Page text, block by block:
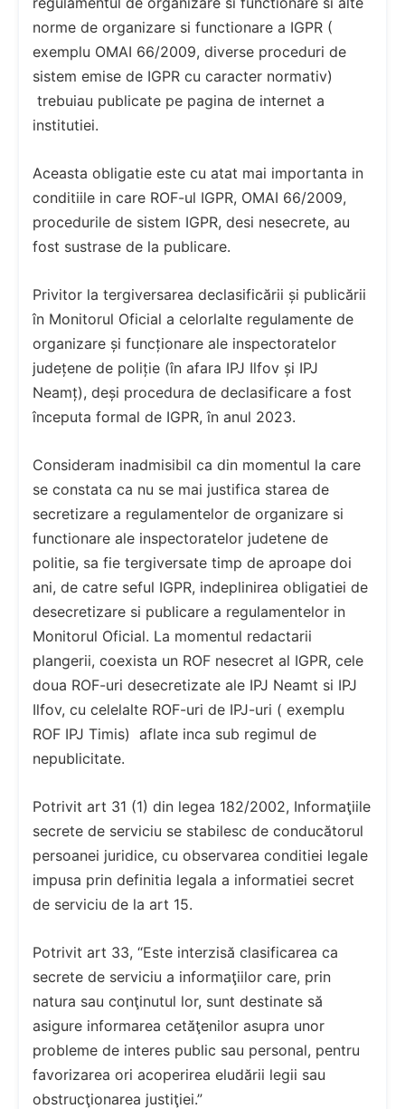
norme de organizare si functionare a IGPR (
exemplu OMAI 66/2009, diverse proceduri de
sistem emise de IGPR cu caracter normativ)
trebuiau publicate pe pagina de internet a
institutiei.
Aceasta obligatie este cu atat mai importanta in
conditiile in care ROF-ul IGPR, OMAI 66/2009,
procedurile de sistem IGPR, desi nesecrete, au
fost sustrase de la publicare.
Privitor la tergiversarea declasificării și publicării
în Monitorul Oficial a celorlalte regulamente de
organizare și funcționare ale inspectoratelor
județene de poliție (în afara IPJ Ilfov și IPJ
Neamț), deși procedura de declasificare a fost
începuta formal de IGPR, în anul 2023.
Consideram inadmisibil ca din momentul la care
se constata ca nu se mai justifica starea de
secretizare a regulamentelor de organizare si
functionare ale inspectoratelor judetene de
politie, sa fie tergiversate timp de aproape doi
ani, de catre seful IGPR, indeplinirea obligatiei de
desecretizare si publicare a regulamentelor in
Monitorul Oficial. La momentul redactarii
plangerii, coexista un ROF nesecret al IGPR, cele
doua ROF-uri desecretizate ale IPJ Neamt si IPJ
Ilfov, cu celelalte ROF-uri de IPJ-uri ( exemplu
ROF IPJ Timis) aflate inca sub regimul de
nepublicitate.
Potrivit art 31 (1) din legea 182/2002, Informaţiile
secrete de serviciu se stabilesc de conducătorul
persoanei juridice, cu observarea conditiei legale
impusa prin definitia legala a informatiei secret
de serviciu de la art 15.
Potrivit art 33, “Este interzisă clasificarea ca
secrete de serviciu a informaţiilor care, prin
natura sau conţinutul lor, sunt destinate să
asigure informarea cetăţenilor asupra unor
probleme de interes public sau personal, pentru
favorizarea ori acoperirea eludării legii sau
obstrucţionarea justiţiei.”